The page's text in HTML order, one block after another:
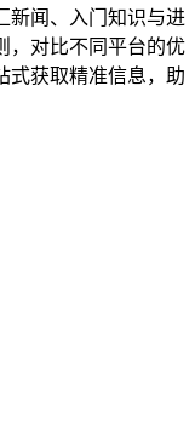
新闻、入门知识与进
，对比不同平台的优
式获取精准信息，助